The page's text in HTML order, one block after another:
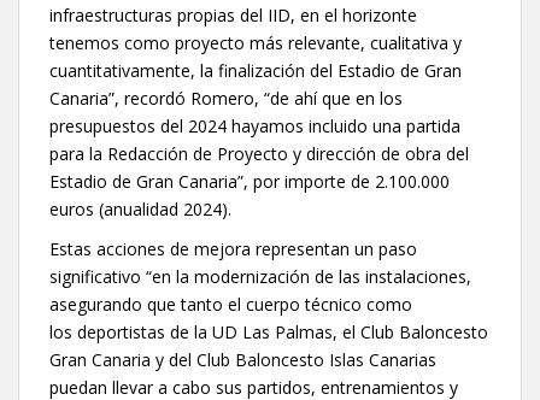
infraestructuras propias del IID, en el horizonte
tenemos como proyecto más relevante, cualitativa y
cuantitativamente, la finalización del Estadio de Gran
Canaria”, recordó Romero, “de ahí que en los
presupuestos del 2024 hayamos incluido una partida
para la Redacción de Proyecto y dirección de obra del
Estadio de Gran Canaria”, por importe de 2.100.000
euros (anualidad 2024).
Estas acciones de mejora representan un paso
significativo “en la modernización de las instalaciones,
asegurando que tanto el cuerpo técnico como
los deportistas de la UD Las Palmas, el Club Baloncesto
Gran Canaria y del Club Baloncesto Islas Canarias
puedan llevar a cabo sus partidos, entrenamientos y